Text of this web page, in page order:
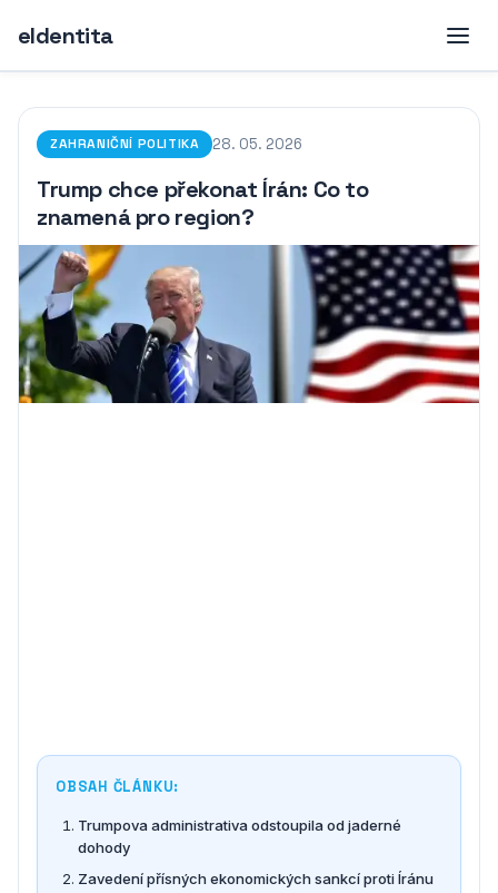
eIdentita
ZAHRANIČNÍ POLITIKA 28. 05. 2026
Trump chce překonat Írán: Co to
znamená pro region?
OBSAH ČLÁNKU:
Trumpova administrativa odstoupila od jaderné
dohody
Zavedení přísných ekonomických sankcí proti Íránu